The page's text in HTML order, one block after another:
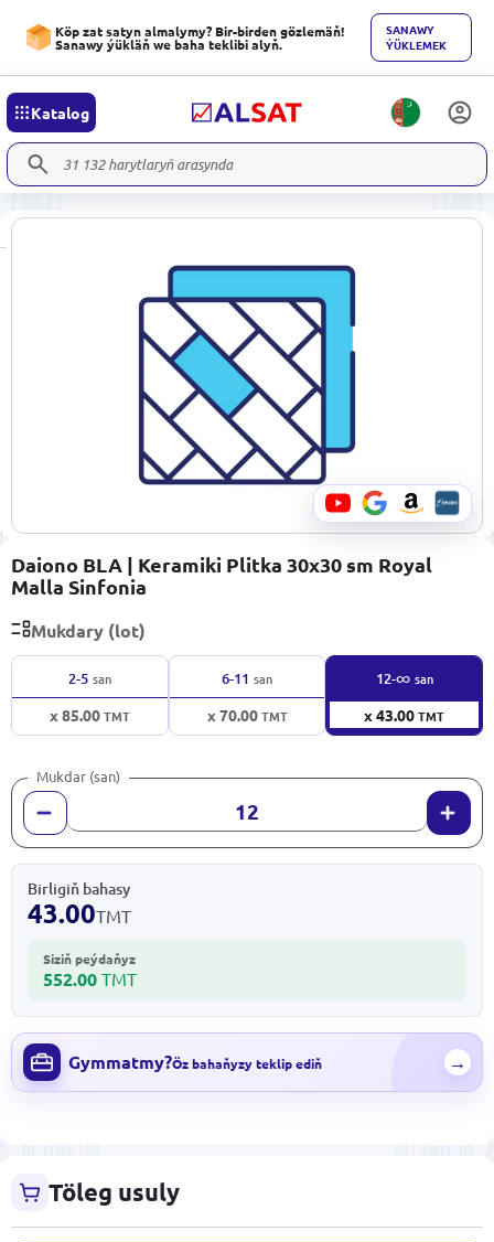
Köp zat satyn almalymy? Bir-birden gözlemäň!
Sanawy ýükläň we baha teklibi alyň.
SANAWY
ÝÜKLEMEK
Katalog
Daiono BLA | Keramiki Plitka 30x30 sm Royal
Malla Sinfonia
Mukdary (lot)
2-5 san
x 85.00TMT
6-11 san
x 70.00TMT
12-∞ san
x 43.00TMT
Mukdar (san)
Birligiň bahasy
43.00TMT
Siziň peýdaňyz
552.00 TMT
Gymmatmy?Öz bahaňyzy teklip ediň →
Töleg usuly